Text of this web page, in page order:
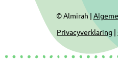
© Almirah |
Privacyverklaring |